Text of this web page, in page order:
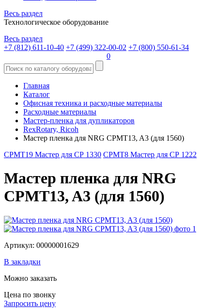
Весь раздел
Технологическое оборудование
Весь раздел
+7 (812) 611-10-40 +7 (499) 322-00-02 +7 (800) 550-61-34
0
Главная
Каталог
Офисная техника и расходные материалы
Расходные материалы
Мастер-пленка для дупликаторов
RexRotary, Ricoh
Мастер пленка для NRG CPMT13, A3 (для 1560)
CPMT19 Мастер для СР 1330 CPMT8 Мастер для СР 1222
Мастер пленка для NRG
CPMT13, A3 (для 1560)
Артикул: 00000001629
В закладки
Можно заказать
Цена по звонку
Запросить цену